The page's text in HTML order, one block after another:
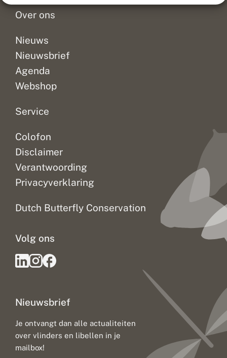
Over ons
Nieuws
Nieuwsbrief
Agenda
Webshop
Service
Colofon
Disclaimer
Verantwoording
Privacyverklaring
Dutch Butterfly Conservation
Nieuwsbrief
Je ontvangt dan alle actualiteiten
over vlinders en libellen in je
mailbox!
Volg ons